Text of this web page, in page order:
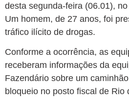
desta segunda-feira (06.01),
Um homem, de 27 anos, foi
tráfico ilícito de drogas.
Conforme a ocorrência, as
receberam informações da
Fazendário sobre um
bloqueio no posto fiscal de Rio